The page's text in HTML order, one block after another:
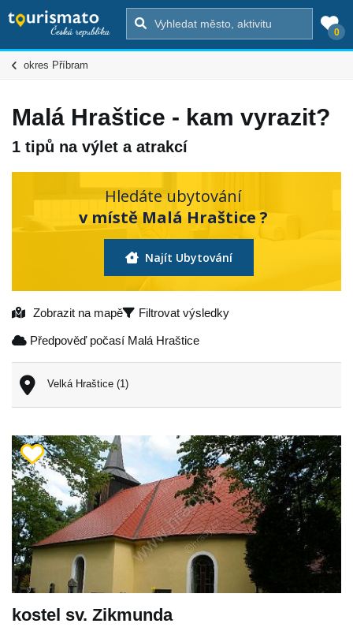
0
okres Příbram
Malá Hraštice - kam vyrazit?
1 tipů na výlet a atrakcí
Hledáte ubytování
v místě Malá Hraštice ?
Najít Ubytování
Zobrazit na mapě Filtrovat výsledky
Předpověď počasí Malá Hraštice
Velká Hraštice (1)
kostel sv. Zikmunda